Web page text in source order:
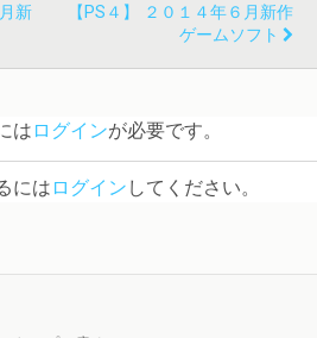
新
【PS４】 ２０１４年６月新作
ゲームソフト
は ログインが必要です。
には ログイン してください。